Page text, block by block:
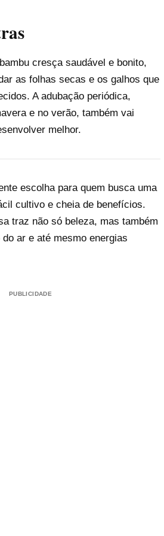
cresça saudável e bonito,
as folhas secas e os galhos que
A adubação periódica,
e no verão, também vai
melhor.
escolha para quem busca uma
cultivo e cheia de benefícios.
traz não só beleza, mas também
ar e até mesmo energias
PUBLICIDADE